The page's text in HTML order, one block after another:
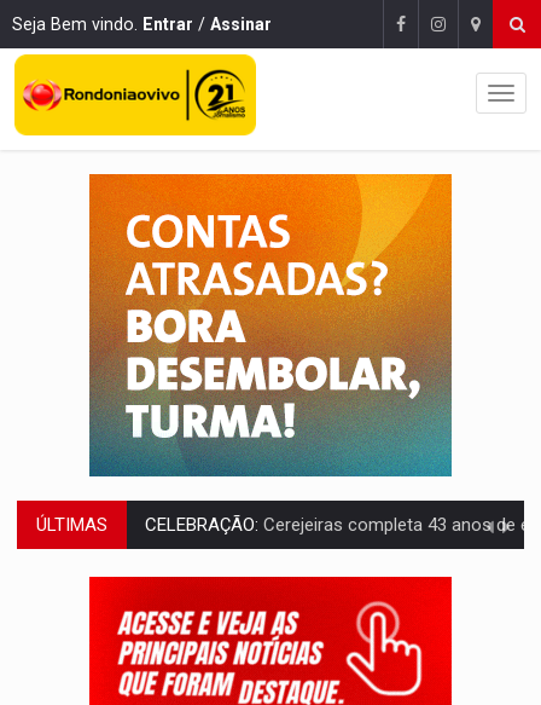
Seja Bem vindo. Entrar / Assinar
ÚLTIMAS CELEBRAÇÃO: Cerejeiras completa 43 anos de emancipação com
SAÚDE:Anvisa desmente boato sobre presença de plástico ou
VÍDEO:Pitbulls fogem de residência e atacam casal de idosos
AÇÃO CONJUNTA:Forças policiais apreendem cerca de 1kg de